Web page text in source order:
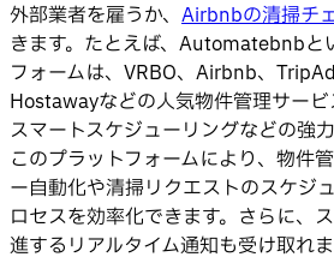
外部業者を雇うか、 Airbnbの清掃チ
きます。たとえば、Automatebnbと
フォームは、VRBO、Airbnb、
Hostawayなどの人気物件管理サー
スマートスケジューリングなどの強
このプラットフォームにより、物件
ー自動化や清掃リクエストのスケジ
ロセスを効率化できます。さらに、
進するリアルタイム通知も受け取れま